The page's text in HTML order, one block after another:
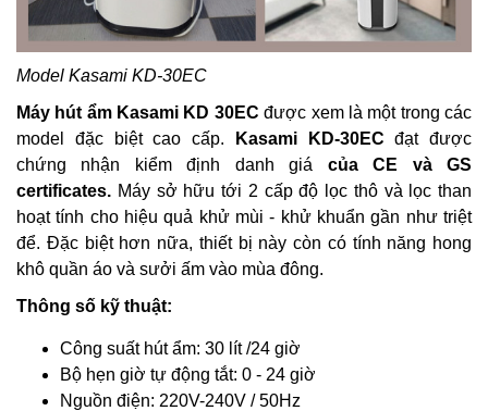
Model Kasami KD-30EC
Máy hút ẩm Kasami KD 30ECđược xem là một trong các
model đặc biệt cao cấp.
Kasami KD-30ECđạt được
chứng nhận kiểm định danh giá của CE và GS
certificates. Máy sở hữu tới 2 cấp độ lọc thô và lọc than
hoạt tính cho hiệu quả khử mùi - khử khuẩn gần như triệt
để. Đặc biệt hơn nữa, thiết bị này còn có tính năng hong
khô quần áo và sưởi ấm vào mùa đông.
Thông số kỹ thuật:
Công suất hút ẩm: 30 lít /24 giờ
Bộ hẹn giờ tự động tắt: 0 - 24 giờ
Nguồn điện: 220V-240V / 50Hz